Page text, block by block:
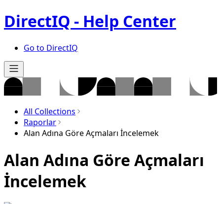
DirectIQ - Help Center
Go to DirectIQ
All Collections
Raporlar
Alan Adına Göre Açmaları İncelemek
Alan Adına Göre Açmaları
İncelemek